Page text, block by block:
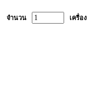
จำนวน เครื่อง